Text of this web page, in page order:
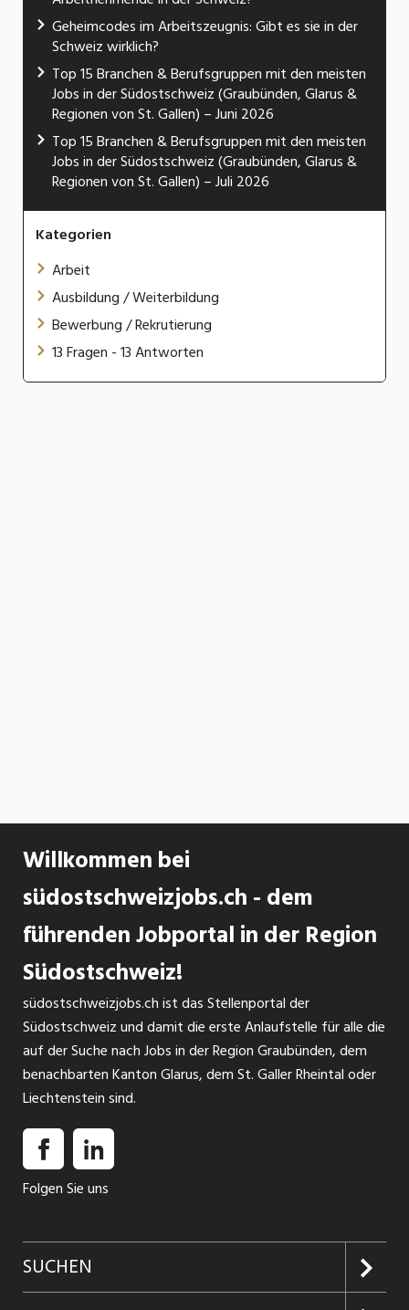
Geheimcodes im Arbeitszeugnis: Gibt es sie in der
Schweiz wirklich?
Top 15 Branchen & Berufsgruppen mit den meisten
Jobs in der Südostschweiz (Graubünden, Glarus &
Regionen von St. Gallen) – Juni 2026
Top 15 Branchen & Berufsgruppen mit den meisten
Jobs in der Südostschweiz (Graubünden, Glarus &
Regionen von St. Gallen) – Juli 2026
Kategorien
Arbeit
Ausbildung / Weiterbildung
Bewerbung / Rekrutierung
13 Fragen - 13 Antworten
Willkommen bei
südostschweizjobs.ch - dem
führenden Jobportal in der Region
Südostschweiz!
südostschweizjobs.ch ist das Stellenportal der
Südostschweiz und damit die erste Anlaufstelle für alle die
auf der Suche nach Jobs in der Region Graubünden, dem
benachbarten Kanton Glarus, dem St. Galler Rheintal oder
Liechtenstein sind.
Folgen Sie uns
SUCHEN